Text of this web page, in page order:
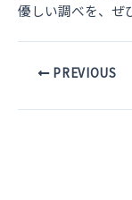
優しい調べを、ぜ
PostPREVIOUS